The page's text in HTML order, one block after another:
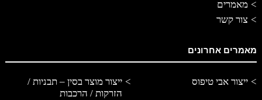
מאמרים
צור קשר
מאמרים אחרונים
ייצור אבי טיפוס
ייצור מוצר בסין – תבניות /
הזרקות / הרכבות